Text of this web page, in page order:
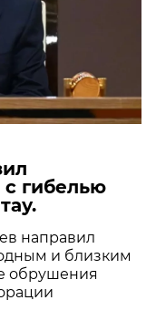
с гибелью
направил
и близким
обрушения